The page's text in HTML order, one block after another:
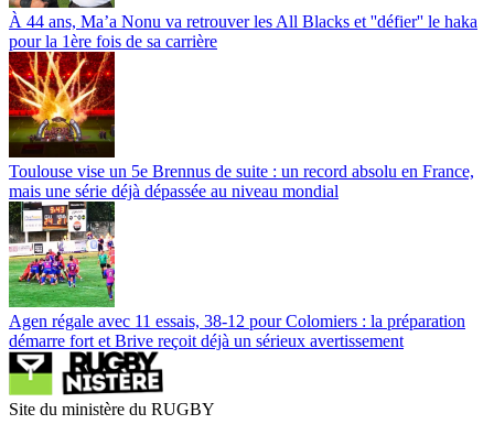
À 44 ans, Ma’a Nonu va retrouver les All Blacks et ''défier'' le haka
pour la 1ère fois de sa carrière
Toulouse vise un 5e Brennus de suite : un record absolu en France,
mais une série déjà dépassée au niveau mondial
Agen régale avec 11 essais, 38-12 pour Colomiers : la préparation
démarre fort et Brive reçoit déjà un sérieux avertissement
Site du ministère du RUGBY